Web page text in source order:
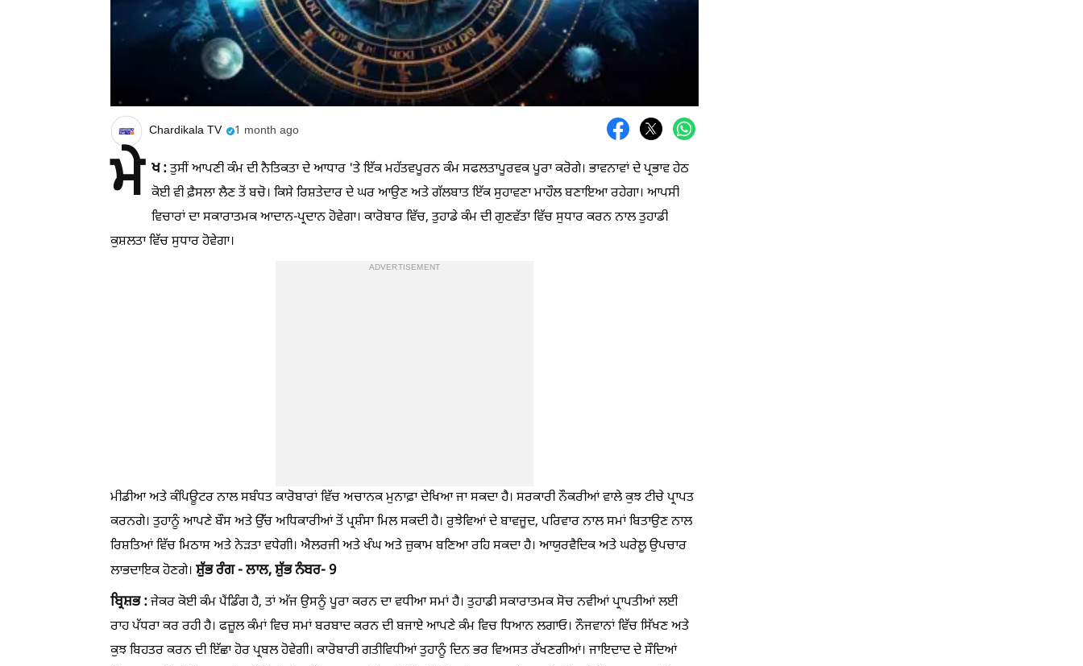
Chardikala TV 1 month ago
ਮੇ ਖ :ਤੁਸੀਂ ਆਪਣੀ ਕੰਮ ਦੀ ਨੈਤਿਕਤਾ ਦੇ ਆਧਾਰ 'ਤੇ ਇੱਕ ਮਹੱਤਵਪੂਰਨ ਕੰਮ ਸਫਲਤਾਪੂਰਵਕ ਪੂਰਾ ਕਰੋਗੇ। ਭਾਵਨਾਵਾਂ ਦੇ ਪ੍ਰਭਾਵ ਹੇਠ
ਕੋਈ ਵੀ ਫ਼ੈਸਲਾ ਲੈਣ ਤੋਂ ਬਚੋ। ਕਿਸੇ ਰਿਸ਼ਤੇਦਾਰ ਦੇ ਘਰ ਆਉਣ ਅਤੇ ਗੱਲਬਾਤ ਇੱਕ ਸੁਹਾਵਣਾ ਮਾਹੌਲ ਬਣਾਇਆ ਰਹੇਗਾ। ਆਪਸੀ
ਵਿਚਾਰਾਂ ਦਾ ਸਕਾਰਾਤਮਕ ਆਦਾਨ-ਪ੍ਰਦਾਨ ਹੋਵੇਗਾ। ਕਾਰੋਬਾਰ ਵਿੱਚ, ਤੁਹਾਡੇ ਕੰਮ ਦੀ ਗੁਣਵੱਤਾ ਵਿੱਚ ਸੁਧਾਰ ਕਰਨ ਨਾਲ ਤੁਹਾਡੀ
ਕੁਸ਼ਲਤਾ ਵਿੱਚ ਸੁਧਾਰ ਹੋਵੇਗਾ।
ADVERTISEMENT
ਮੀਡੀਆ ਅਤੇ ਕੰਪਿਊਟਰ ਨਾਲ ਸਬੰਧਤ ਕਾਰੋਬਾਰਾਂ ਵਿੱਚ ਅਚਾਨਕ ਮੁਨਾਫ਼ਾ ਦੇਖਿਆ ਜਾ ਸਕਦਾ ਹੈ। ਸਰਕਾਰੀ ਨੌਕਰੀਆਂ ਵਾਲੇ ਕੁਝ ਟੀਚੇ ਪ੍ਰਾਪਤ
ਕਰਨਗੇ। ਤੁਹਾਨੂੰ ਆਪਣੇ ਬੌਸ ਅਤੇ ਉੱਚ ਅਧਿਕਾਰੀਆਂ ਤੋਂ ਪ੍ਰਸ਼ੰਸਾ ਮਿਲ ਸਕਦੀ ਹੈ। ਰੁਝੇਵਿਆਂ ਦੇ ਬਾਵਜੂਦ, ਪਰਿਵਾਰ ਨਾਲ ਸਮਾਂ ਬਿਤਾਉਣ ਨਾਲ
ਰਿਸ਼ਤਿਆਂ ਵਿੱਚ ਮਿਠਾਸ ਅਤੇ ਨੇੜਤਾ ਵਧੇਗੀ। ਐਲਰਜੀ ਅਤੇ ਖੰਘ ਅਤੇ ਜ਼ੁਕਾਮ ਬਣਿਆ ਰਹਿ ਸਕਦਾ ਹੈ। ਆਯੁਰਵੈਦਿਕ ਅਤੇ ਘਰੇਲੂ ਉਪਚਾਰ
ਲਾਭਦਾਇਕ ਹੋਣਗੇ। ਸ਼ੁੱਭ ਰੰਗ - ਲਾਲ, ਸ਼ੁੱਭ ਨੰਬਰ- 9
ਬ੍ਰਿਸ਼ਭ :ਜੇਕਰ ਕੋਈ ਕੰਮ ਪੈਂਡਿੰਗ ਹੈ, ਤਾਂ ਅੱਜ ਉਸਨੂੰ ਪੂਰਾ ਕਰਨ ਦਾ ਵਧੀਆ ਸਮਾਂ ਹੈ। ਤੁਹਾਡੀ ਸਕਾਰਾਤਮਕ ਸੋਚ ਨਵੀਆਂ ਪ੍ਰਾਪਤੀਆਂ ਲਈ
ਰਾਹ ਪੱਧਰਾ ਕਰ ਰਹੀ ਹੈ। ਫਜ਼ੂਲ ਕੰਮਾਂ ਵਿਚ ਸਮਾਂ ਬਰਬਾਦ ਕਰਨ ਦੀ ਬਜਾਏ ਆਪਣੇ ਕੰਮ ਵਿਚ ਧਿਆਨ ਲਗਾਓ। ਨੌਜਵਾਨਾਂ ਵਿੱਚ ਸਿੱਖਣ ਅਤੇ
ਕੁਝ ਬਿਹਤਰ ਕਰਨ ਦੀ ਇੱਛਾ ਹੋਰ ਪ੍ਰਬਲ ਹੋਵੇਗੀ। ਕਾਰੋਬਾਰੀ ਗਤੀਵਿਧੀਆਂ ਤੁਹਾਨੂੰ ਦਿਨ ਭਰ ਵਿਅਸਤ ਰੱਖਣਗੀਆਂ। ਜਾਇਦਾਦ ਦੇ ਸੌਦਿਆਂ